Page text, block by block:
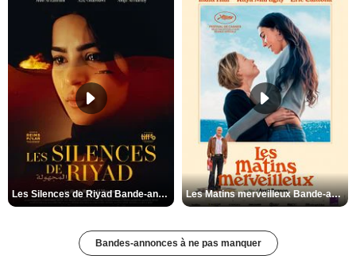
Les Silences de Riyad Bande-annonce VO STFR Les Matins merveilleux Bande-annonce VF
Bandes-annonces à ne pas manquer